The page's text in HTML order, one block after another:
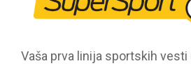
Vaša prva linija sportskih vesti